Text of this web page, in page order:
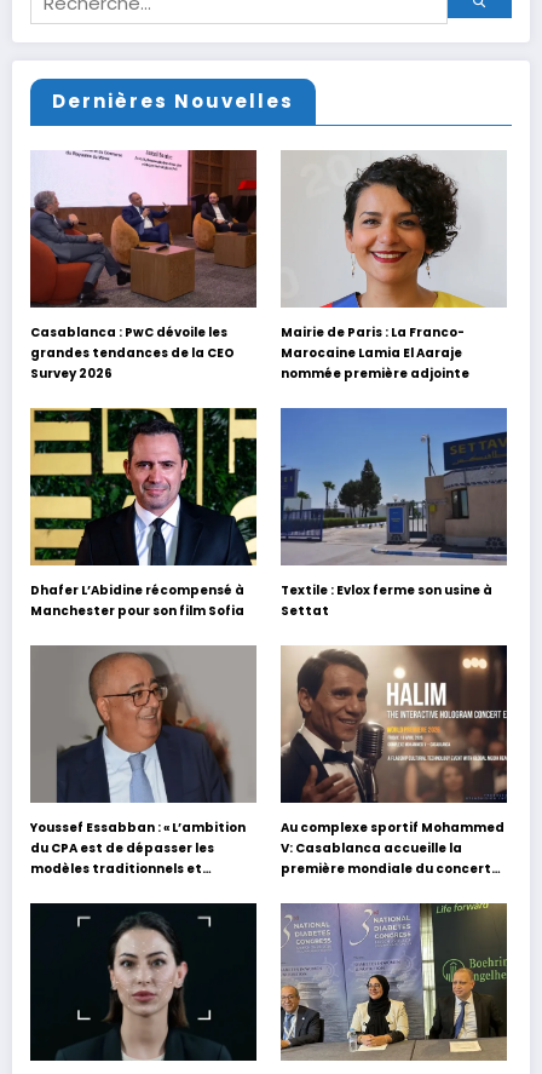
Dernières Nouvelles
Casablanca : PwC dévoile les
grandes tendances de la CEO
Survey 2026
Mairie de Paris : La Franco-
Marocaine Lamia El Aaraje
nommée première adjointe
Dhafer L’Abidine récompensé à
Manchester pour son film Sofia
Textile : Evlox ferme son usine à
Settat
Youssef Essabban : « L’ambition
du CPA est de dépasser les
modèles traditionnels et
s’appuyant sur le partage des
expériences »
Au complexe sportif Mohammed
V: Casablanca accueille la
première mondiale du concert